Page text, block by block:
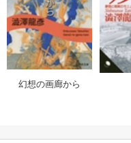
日本の古典の題材を取り入れ
幻想の画廊から